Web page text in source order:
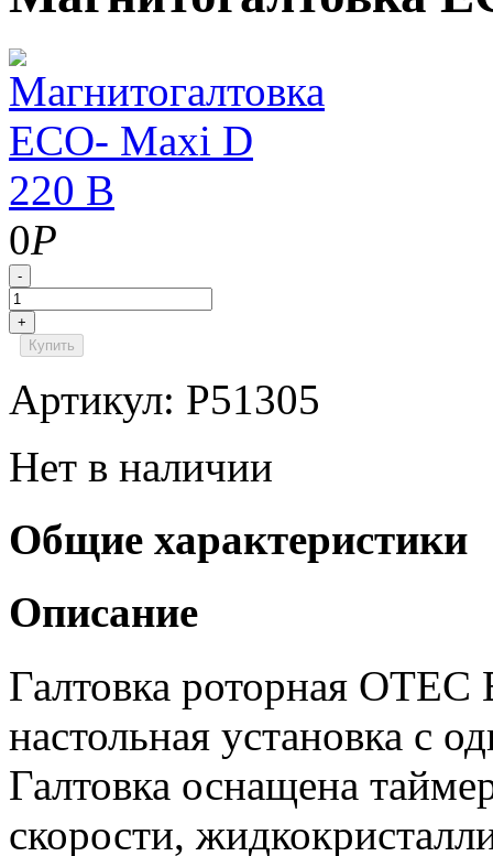
0Р
-
+
Купить
Артикул: P51305
Нет в наличии
Общие характеристики
Описание
Галтовка роторная
настольная установка с
Галтовка оснащена
скорости,